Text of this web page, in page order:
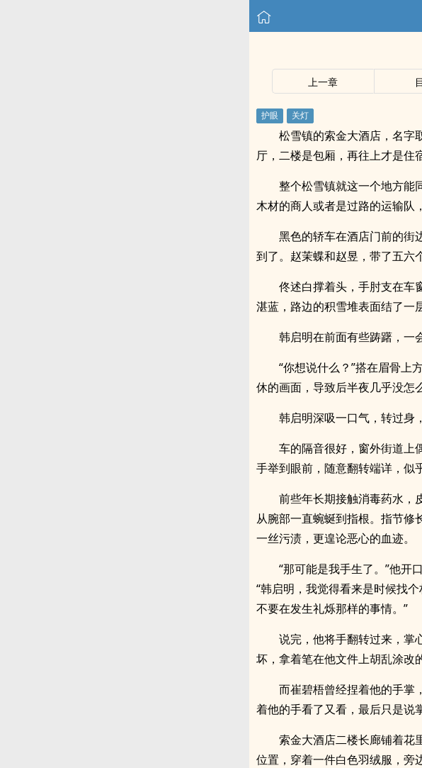
上一章
松雪镇的索金大酒店，名字
厅，二楼是包厢，再往上才是住宿
整个松雪镇就这一个地方能
木材的商人或者是过路的运输队
黑色的轿车在酒店门前的街
到了。赵茉蝶和赵昱，带了五六
佟述白撑着头，手肘支在车
湛蓝，路边的积雪堆表面结了一
韩启明在前面有些踌躇，一
“你想说什么？”搭在眉骨上
休的画面，导致后半夜几乎没怎
韩启明深吸一口气，转过身
车的隔音很好，窗外街道上
手举到眼前，随意翻转端详，似
前些年长期接触消毒药水，
从腕部一直蜿蜒到指根。指节修
一丝污渍，更遑论恶心的血迹。
“那可能是我手生了。”他开
“韩启明，我觉得看来是时候找
不要在发生礼烁那样的事情。”
说完，他将手翻转过来，掌
坏，拿着笔在他文件上胡乱涂改
而崔碧梧曾经捏着他的手掌
着他的手看了又看，最后只是说
索金大酒店二楼长廊铺着花
位置，穿着一件白色羽绒服，旁